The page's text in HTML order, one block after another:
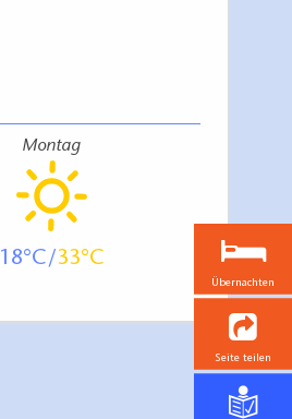
Montag
18 33
Übernachten
Seite teilen